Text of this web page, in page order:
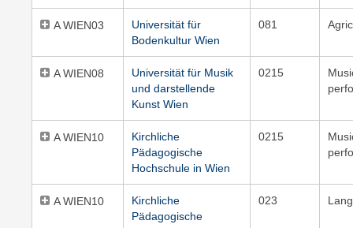
A WIEN03
Universität für
Bodenkultur Wien
081
A WIEN08
Universität für Musik
und darstellende
Kunst Wien
0215
A WIEN10
Kirchliche
Pädagogische
Hochschule in Wien
0215
A WIEN10
Kirchliche
Pädagogische
023